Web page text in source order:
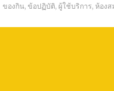
ของกิน, ข้อปฏิบัติ, ผู้ใช้บริการ, ห้องส